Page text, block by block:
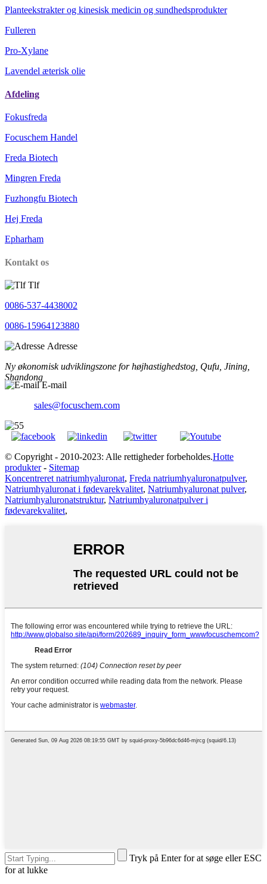
Planteekstrakter og kinesisk medicin og sundhedsprodukter
Fulleren
Pro-Xylane
Lavendel æterisk olie
Afdeling
Fokusfreda
Focuschem Handel
Freda Biotech
Mingren Freda
Fuzhongfu Biotech
Hej Freda
Epharham
Kontakt os
Tlf
0086-537-4438002
0086-15964123880
Adresse
Ny økonomisk udviklingszone for højhastighedstog, Qufu, Jining,
Shandong
E-mail
sales@focuschem.com
© Copyright - 2010-2023: Alle rettigheder forbeholdes.Hotte
produkter- Sitemap
Koncentreret natriumhyaluronat, Freda natriumhyaluronatpulver,
Natriumhyaluronat i fødevarekvalitet, Natriumhyaluronat pulver,
Natriumhyaluronatstruktur, Natriumhyaluronatpulver i
fødevarekvalitet,
Tryk på Enter for at søge eller ESC
for at lukke